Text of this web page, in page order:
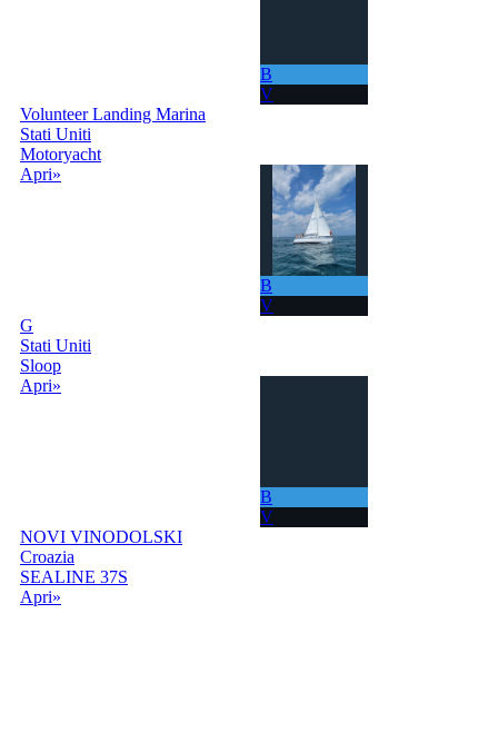
B
V
Volunteer Landing Marina
Stati Uniti
Motoryacht
Apri»
B
V
G
Stati Uniti
Sloop
Apri»
B
V
NOVI VINODOLSKI
Croazia
SEALINE 37S
Apri»